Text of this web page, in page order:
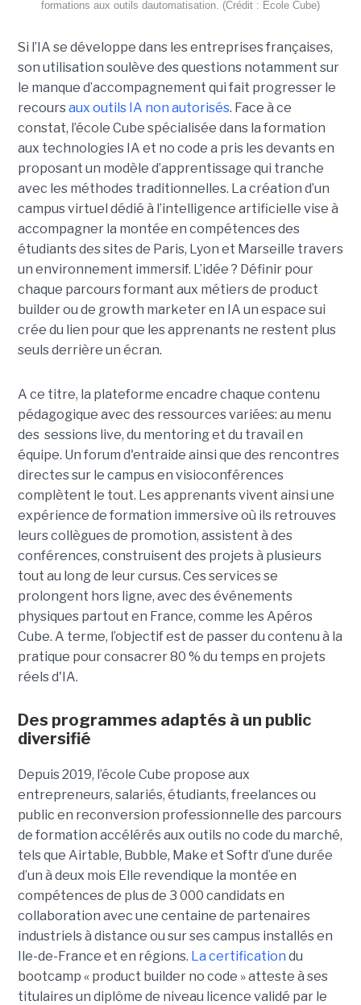
formations aux outils dautomatisation. (Crédit : Ecole Cube)
Si l’IA se développe dans les entreprises françaises,
son utilisation soulève des questions notamment sur
le manque d’accompagnement qui fait progresser le
recoursaux outils IA non autorisés. Face à ce
constat, l’école Cube spécialisée dans la formation
aux technologies IA et no code a pris les devants en
proposant un modèle d’apprentissage qui tranche
avec les méthodes traditionnelles. La création d’un
campus virtuel dédié à l’intelligence artificielle vise à
accompagner la montée en compétences des
étudiants des sites de Paris, Lyon et Marseille travers
un environnement immersif. L’idée ? Définir pour
chaque parcours formant aux métiers de product
builder ou de growth marketer en IA un espace sui
crée du lien pour que les apprenants ne restent plus
seuls derrière un écran.
A ce titre, la plateforme encadre chaque contenu
pédagogique avec des ressources variées: au menu
des sessions live, du mentoring et du travail en
équipe. Un forum d'entraide ainsi que des rencontres
directes sur le campus en visioconférences
complètent le tout. Les apprenants vivent ainsi une
expérience de formation immersive où ils retrouves
leurs collègues de promotion, assistent à des
conférences, construisent des projets à plusieurs
tout au long de leur cursus. Ces services se
prolongent hors ligne, avec des événements
physiques partout en France, comme les Apéros
Cube. A terme, l’objectif est de passer du contenu à la
pratique pour consacrer 80 % du temps en projets
réels d'IA.
Des programmes adaptés à un public
diversifié
Depuis 2019, l’école Cube propose aux
entrepreneurs, salariés, étudiants, freelances ou
public en reconversion professionnelle des parcours
de formation accélérés aux outils no code du marché,
tels que Airtable, Bubble, Make et Softr d’une durée
d’un à deux mois Elle revendique la montée en
compétences de plus de 3 000 candidats en
collaboration avec une centaine de partenaires
industriels à distance ou sur ses campus installés en
Ile-de-France et en régions. La certification du
bootcamp « product builder no code » atteste à ses
titulaires un diplôme de niveau licence validé par le